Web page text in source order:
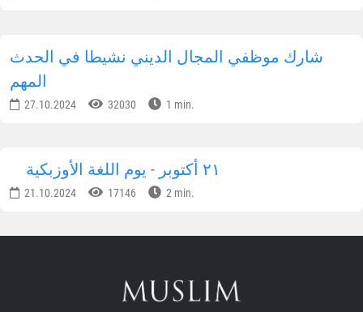
شارك موظفي المجال الديني نشيطا في الحدث
المهم
27.10.2024 32030 1 min.
٢١ أكتوبر - يوم اللغة الأوزبكية
21.10.2024 17146 2 min.